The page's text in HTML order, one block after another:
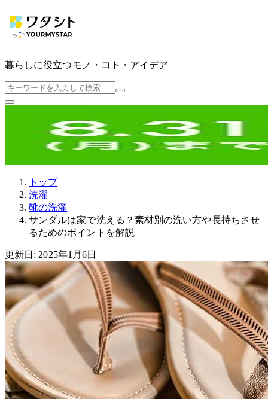
暮らしに役立つモノ・コト・アイデア
トップ
洗濯
靴の洗濯
サンダルは家で洗える？素材別の洗い方や長持ちさせ
るためのポイントを解説
更新日: 2025年1月6日